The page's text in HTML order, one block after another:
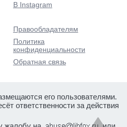
В Instagram
Правообладателям
Политика
конфиденциальности
Обратная связь
его пользователями.
ответственности за действия